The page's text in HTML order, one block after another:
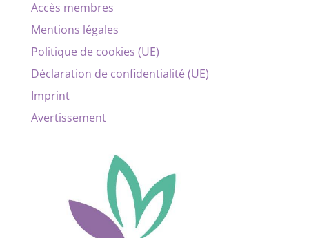
Accès membres
Mentions légales
Politique de cookies (UE)
Déclaration de confidentialité (UE)
Imprint
Avertissement